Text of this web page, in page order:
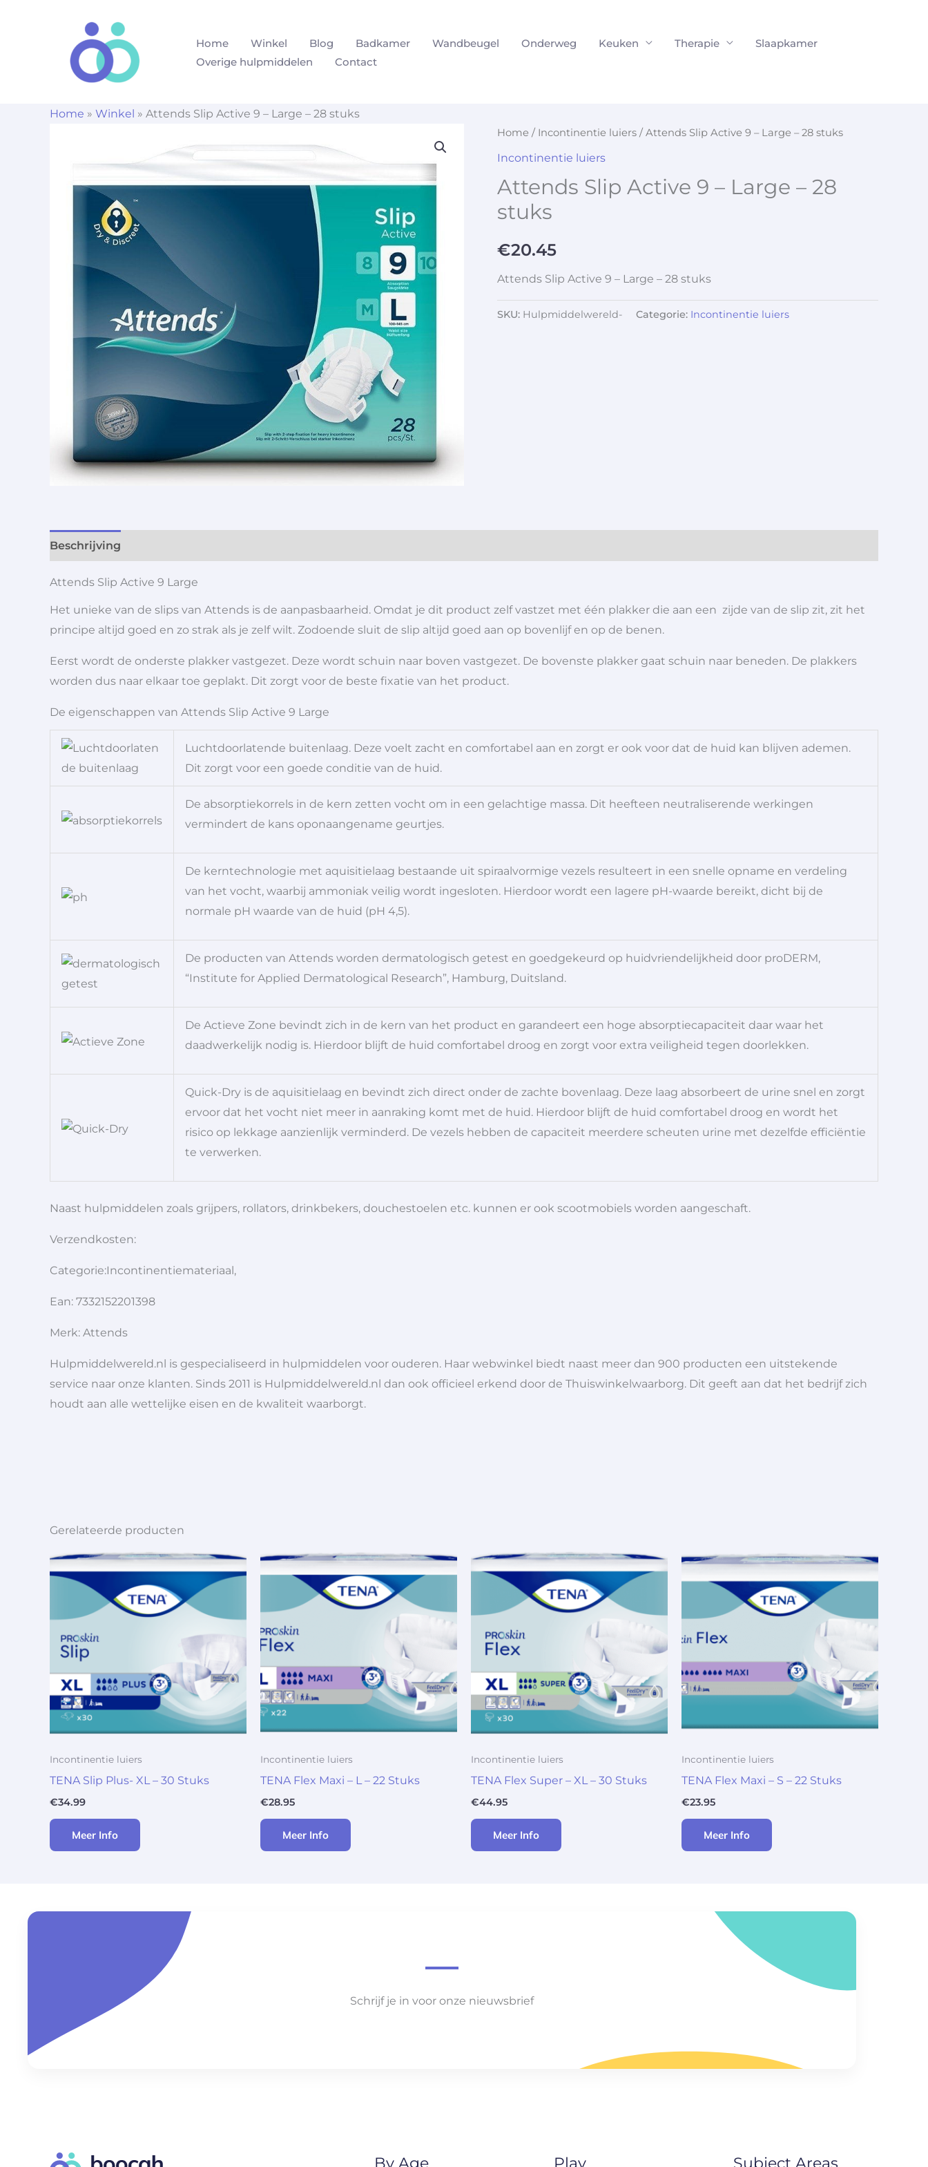
Home Winkel Blog Badkamer Wandbeugel Onderweg Keuken Therapie
Slaapkamer
Overige hulpmiddelen
Contact
Home » Winkel » Attends Slip Active 9 – Large – 28 stuks
Home / Incontinentie luiers / Attends Slip Active 9 – Large – 28 stuks
Incontinentie luiers
Attends Slip Active 9 – Large – 28
stuks
€20.45
Attends Slip Active 9 – Large – 28 stuks
SKU: Hulpmiddelwereld- Categorie: Incontinentie luiers
Beschrijving
Attends Slip Active 9 Large
Het unieke van de slips van Attends is de aanpasbaarheid. Omdat je dit product zelf vastzet met één plakker die aan een zijde van de slip zit, zit het
principe altijd goed en zo strak als je zelf wilt. Zodoende sluit de slip altijd goed aan op bovenlijf en op de benen.
Eerst wordt de onderste plakker vastgezet. Deze wordt schuin naar boven vastgezet. De bovenste plakker gaat schuin naar beneden. De plakkers
worden dus naar elkaar toe geplakt. Dit zorgt voor de beste fixatie van het product.
De eigenschappen van Attends Slip Active 9 Large
Luchtdoorlatende buitenlaag. Deze voelt zacht en comfortabel aan en zorgt er ook voor dat de huid kan blijven ademen.
Dit zorgt voor een goede conditie van de huid.
De absorptiekorrels in de kern zetten vocht om in een gelachtige massa. Dit heefteen neutraliserende werkingen
vermindert de kans oponaangename geurtjes.
De kerntechnologie met aquisitielaag bestaande uit spiraalvormige vezels resulteert in een snelle opname en verdeling
van het vocht, waarbij ammoniak veilig wordt ingesloten. Hierdoor wordt een lagere pH-waarde bereikt, dicht bij de
normale pH waarde van de huid (pH 4,5).
De producten van Attends worden dermatologisch getest en goedgekeurd op huidvriendelijkheid door proDERM,
“Institute for Applied Dermatological Research”, Hamburg, Duitsland.
De Actieve Zone bevindt zich in de kern van het product en garandeert een hoge absorptiecapaciteit daar waar het
daadwerkelijk nodig is. Hierdoor blijft de huid comfortabel droog en zorgt voor extra veiligheid tegen doorlekken.
Quick-Dry is de aquisitielaag en bevindt zich direct onder de zachte bovenlaag. Deze laag absorbeert de urine snel en zorgt
ervoor dat het vocht niet meer in aanraking komt met de huid. Hierdoor blijft de huid comfortabel droog en wordt het
risico op lekkage aanzienlijk verminderd. De vezels hebben de capaciteit meerdere scheuten urine met dezelfde efficiëntie
te verwerken.
Naast hulpmiddelen zoals grijpers, rollators, drinkbekers, douchestoelen etc. kunnen er ook scootmobiels worden aangeschaft.
Verzendkosten:
Categorie:Incontinentiemateriaal,
Ean: 7332152201398
Merk: Attends
Hulpmiddelwereld.nl is gespecialiseerd in hulpmiddelen voor ouderen. Haar webwinkel biedt naast meer dan 900 producten een uitstekende
service naar onze klanten. Sinds 2011 is Hulpmiddelwereld.nl dan ook officieel erkend door de Thuiswinkelwaarborg. Dit geeft aan dat het bedrijf zich
houdt aan alle wettelijke eisen en de kwaliteit waarborgt.
Gerelateerde producten
Incontinentie luiers
TENA Slip Plus- XL – 30 Stuks
€34.99
Meer Info
Incontinentie luiers
TENA Flex Maxi – L – 22 Stuks
€28.95
Meer Info
Incontinentie luiers
TENA Flex Super – XL – 30 Stuks
€44.95
Meer Info
Incontinentie luiers
TENA Flex Maxi – S – 22 Stuks
€23.95
Meer Info
Schrijf je in voor onze nieuwsbrief
By Age Play Subject Areas